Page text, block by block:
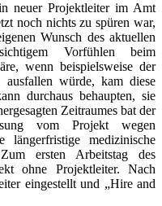
neuer Projektleiter im Amt
noch nichts zu spüren war,
Wunsch des aktuellen
Vorfühlen beim
wenn beispielsweise der
würde, kam diese
durchaus behaupten, sie
Zeitraumes bat der
vom Projekt wegen
längerfristige medizinische
ersten Arbeitstag des
ohne Projektleiter. Nach
eingestellt und „Hire and